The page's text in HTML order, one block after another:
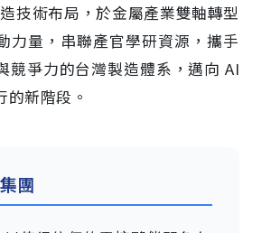
技術布局，於金屬產業雙軸轉型
力量，串聯產官學研資源，攜手
競爭力的台灣製造體系，邁向 AI
的新階段。
團